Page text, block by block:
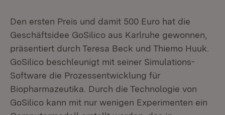
Den ersten Preis und damit 500 Euro hat die
Geschäftsidee GoSilico aus Karlruhe gewonnen,
präsentiert durch Teresa Beck und Thiemo Huuk.
GoSilico beschleunigt mit seiner Simulations-
Software die Prozessentwicklung für
Biopharmazeutika. Durch die Technologie von
GoSilico kann mit nur wenigen Experimenten ein